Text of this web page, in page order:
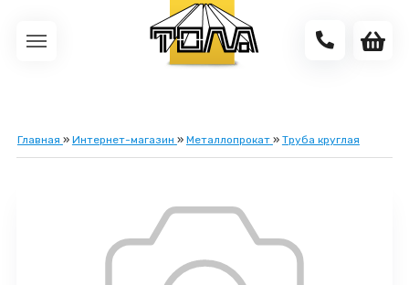
Главная » Интернет-магазин » Металлопрокат » Труба круглая